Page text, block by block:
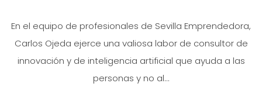
En el equipo de profesionales de Sevilla Emprendedora,
Carlos Ojeda ejerce una valiosa labor de consultor de
innovación y de inteligencia artificial que ayuda a las
personas y no al...